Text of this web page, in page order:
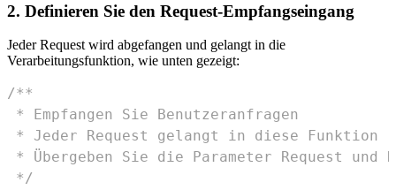
2. Definieren Sie den Request-Empfangseingang
Jeder Request wird abgefangen und gelangt in die
Verarbeitungsfunktion, wie unten gezeigt:
*/